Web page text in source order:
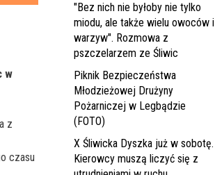
w
z
czasu
"Bez nich nie byłoby nie tylko
miodu, ale także wielu owoców i
warzyw". Rozmowa z
pszczelarzem ze Śliwic
Piknik Bezpieczeństwa
Młodzieżowej Drużyny
Pożarniczej w Legbądzie
(FOTO)
X Śliwicka Dyszka już w sobotę.
Kierowcy muszą liczyć się z